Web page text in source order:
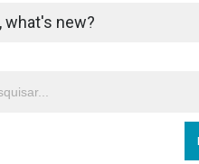
what's new?